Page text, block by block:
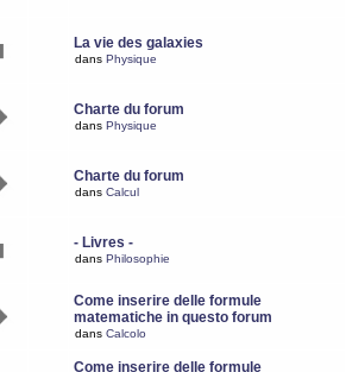
La vie des galaxies
dans Physique
Charte du forum
dans Physique
Charte du forum
dans Calcul
- Livres -
dans Philosophie
Come inserire delle formule
matematiche in questo forum
dans Calcolo
Come inserire delle formule